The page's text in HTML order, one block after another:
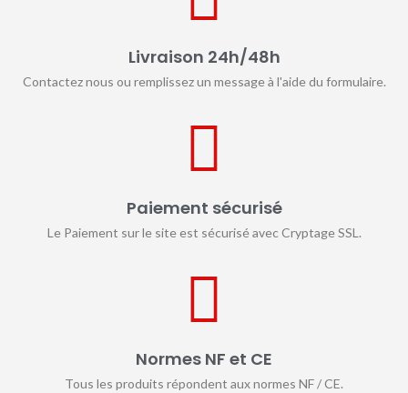
Livraison 24h/48h
Contactez nous ou remplissez un message à l'aide du formulaire.
Paiement sécurisé
Le Paiement sur le site est sécurisé avec Cryptage SSL.
Normes NF et CE
Tous les produits répondent aux normes NF / CE.